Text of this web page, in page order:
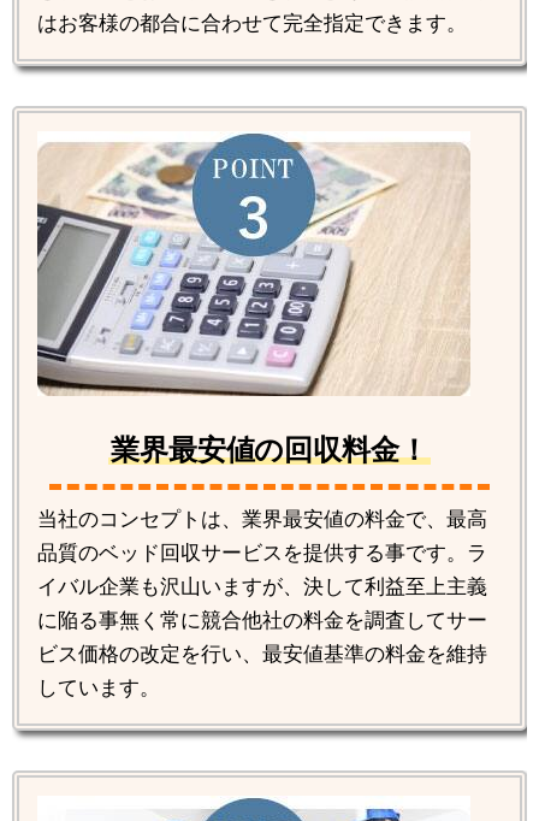
はお客様の都合に合わせて完全指定できます。
業界最安値の回収料金！
当社のコンセプトは、業界最安値の料金で、最高
品質のベッド回収サービスを提供する事です。ラ
イバル企業も沢山いますが、決して利益至上主義
に陥る事無く常に競合他社の料金を調査してサー
ビス価格の改定を行い、最安値基準の料金を維持
しています。